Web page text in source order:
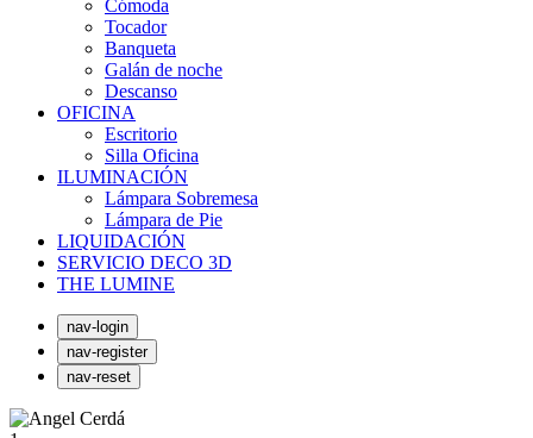
Cómoda
Tocador
Banqueta
Galán de noche
Descanso
OFICINA
Escritorio
Silla Oficina
ILUMINACIÓN
Lámpara Sobremesa
Lámpara de Pie
LIQUIDACIÓN
SERVICIO DECO 3D
THE LUMINE
nav-login
nav-register
nav-reset